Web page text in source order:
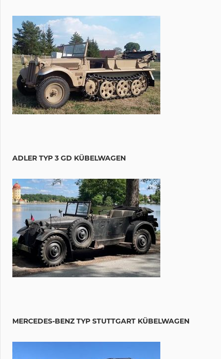
ADLER TYP 3 GD KÜBELWAGEN
MERCEDES-BENZ TYP STUTTGART KÜBELWAGEN